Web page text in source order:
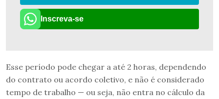
Inscreva-se
Esse período pode chegar a até 2 horas, dependendo
do contrato ou acordo coletivo, e não é considerado
tempo de trabalho — ou seja, não entra no cálculo da